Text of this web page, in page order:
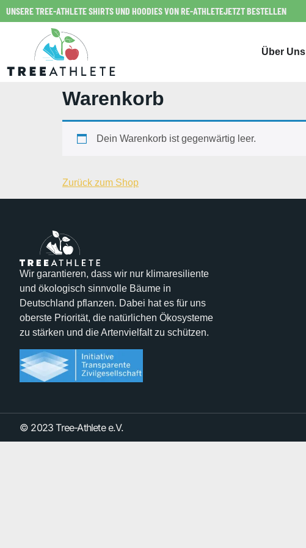
UNSERE TREE-ATHLETE SHIRTS UND HOODIES VON RE-ATHLETEJETZT BESTELLEN
Über Uns
Warenkorb
Dein Warenkorb ist gegenwärtig leer.
Zurück zum Shop
Wir garantieren, dass wir nur klimaresiliente
und ökologisch sinnvolle Bäume in
Deutschland pflanzen. Dabei hat es für uns
oberste Priorität, die natürlichen Ökosysteme
zu stärken und die Artenvielfalt zu schützen.
© 2023 Tree-Athlete e.V.